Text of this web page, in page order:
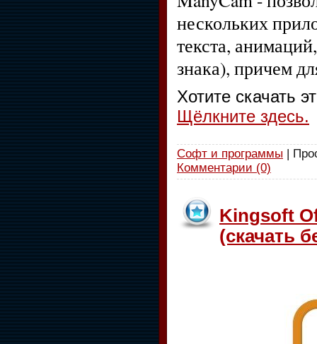
нескольких
текста,
знака), причем
Хотите скачать
Щёлкните здесь.
Софт и программы |
Комментарии (0)
Kingsoft
(скачать